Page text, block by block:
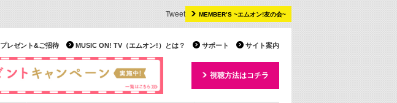
MEMBER’S ~エムオン!友の会~
Tweet
サイト案内
サポート
MUSIC ON! TV（エムオン!）とは？
プレゼント&ご招待
視聴方法はコチラ